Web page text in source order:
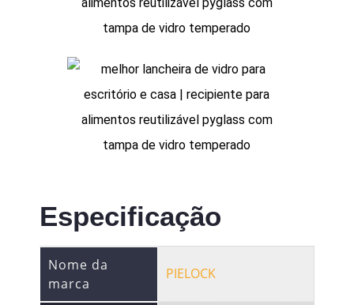
Especificação
Nome da
marca
PIELOCK